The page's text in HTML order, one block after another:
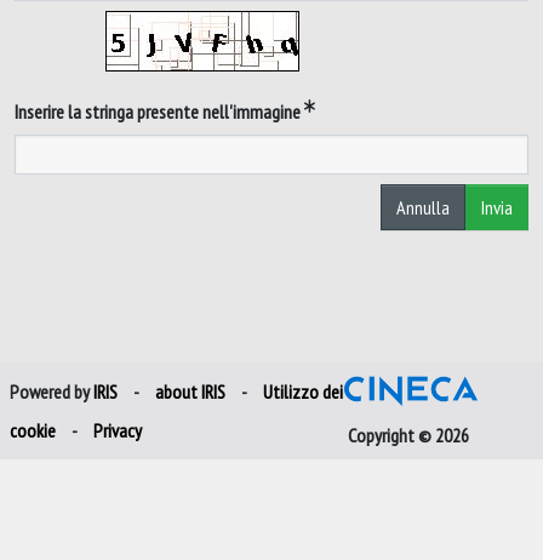
Inserire la stringa presente nell'immagine
Annulla Invia
Powered byIRIS - about IRIS -
Utilizzo dei
cookie
- Privacy Copyright © 2026